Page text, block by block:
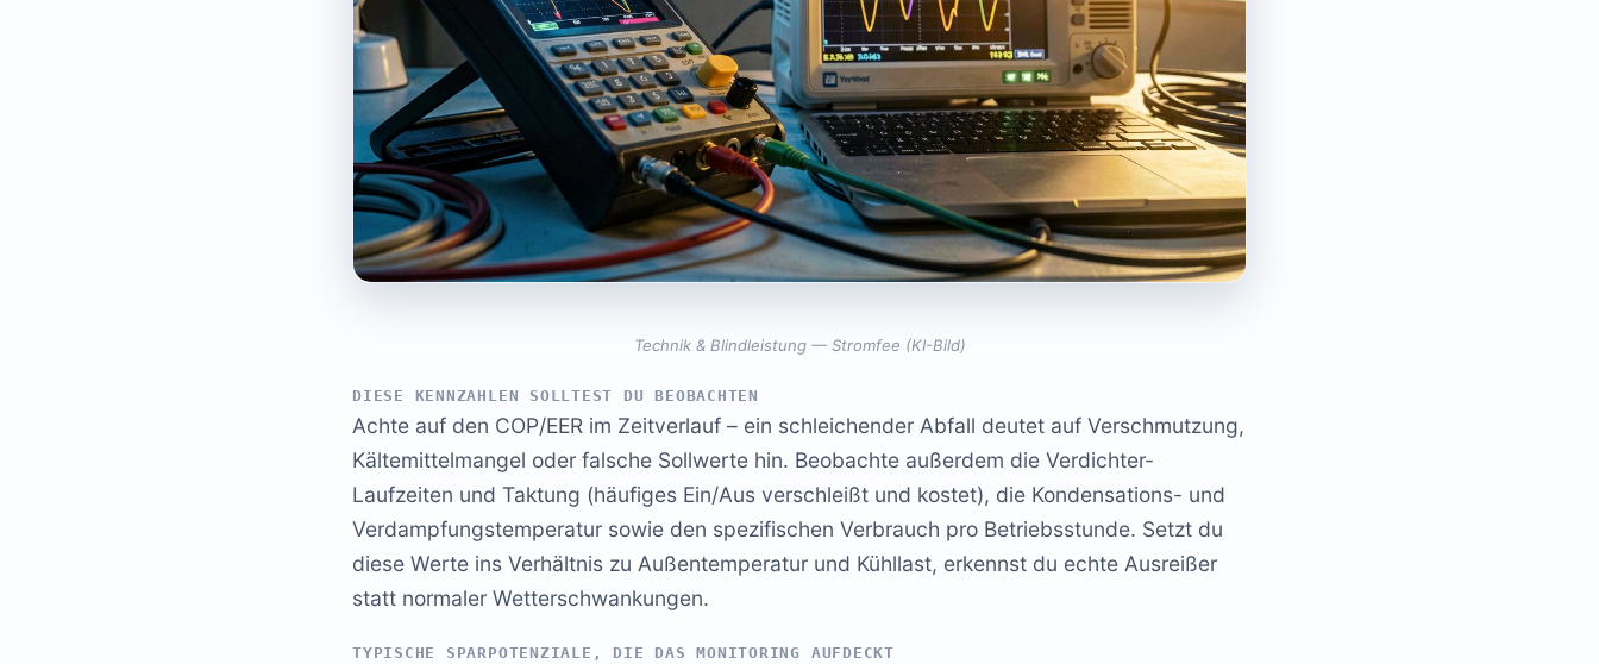
Technik & Blindleistung — Stromfee (KI-Bild)
DIESE KENNZAHLEN SOLLTEST DU BEOBACHTEN
Achte auf den COP/EER im Zeitverlauf – ein schleichender Abfall deutet auf Verschmutzung,
Kältemittelmangel oder falsche Sollwerte hin. Beobachte außerdem die Verdichter-
Laufzeiten und Taktung (häufiges Ein/Aus verschleißt und kostet), die Kondensations- und
Verdampfungstemperatur sowie den spezifischen Verbrauch pro Betriebsstunde. Setzt du
diese Werte ins Verhältnis zu Außentemperatur und Kühllast, erkennst du echte Ausreißer
statt normaler Wetterschwankungen.
TYPISCHE SPARPOTENZIALE, DIE DAS MONITORING AUFDECKT